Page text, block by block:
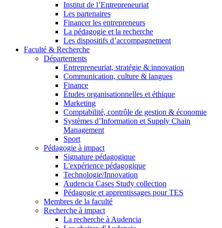
Institut de l’Entrepreneuriat
Les partenaires
Financer les entrepreneurs
La pédagogie et la recherche
Les dispositifs d’accompagnement
Faculté & Recherche
Départements
Entrepreneuriat, stratégie & innovation
Communication, culture & langues
Finance
Études organisationnelles et éthique
Marketing
Comptabilité, contrôle de gestion & économie
Systèmes d’Information et Supply Chain
Management
Sport
Pédagogie à impact
Signature pédagogique
L'expérience pédagogique
Technologie/Innovation
Audencia Cases Study collection
Pédagogie et apprentissages pour TES
Membres de la faculté
Recherche à impact
La recherche à Audencia